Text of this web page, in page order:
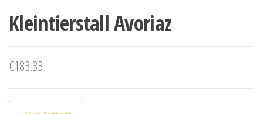
Kleintierstall Avoriaz
€183.33